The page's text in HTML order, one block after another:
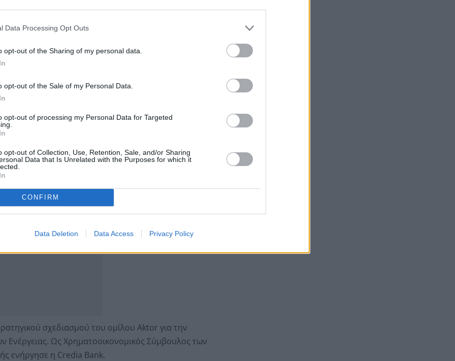
Data Processing Opt Outs
opt-out of the Sharing of my personal data.
opt-out of the Sale of my Personal Data.
opt-out of processing my Personal Data for Targeted
opt-out of Collection, Use, Retention, Sale, and/or Sharing
Data that Is Unrelated with the Purposes for which it
CONFIRM
Data Deletion Data Access Privacy Policy
σε λειτουργία με μακροχρόνιες συμβάσεις
ΑΠΕ και Εγγυήσεων Προέλευσης). Οι
ηλέκτριση προκειμένου να ξεκινήσει η
χωροθετούνται στις Περιφέρειες της
Μακεδονίας, Ηπείρου και Ανατολικής Μακεδονίας &
περίπου 235MW, εκτιμάται στο ποσό των 200 εκατ.
για την αγορά του 51% των μετοχών αυτής
EBITDA των έργων στην πλήρη ανάπτυξή τους
σχεδιασμού του ομίλου Aktor για την
Ως Χρηματοοικονομικός Σύμβουλος των
ενήργησε η Credia Bank.